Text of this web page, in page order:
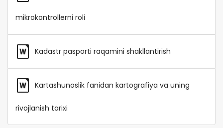
mikrokontrollerni roli
Kadastr pasporti raqamini shakllantirish
Kartashunoslik fanidan kartografiya va uning
rivojlanish tarixi